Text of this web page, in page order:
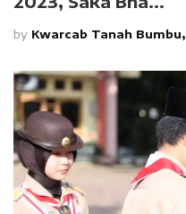
by Kwarcab Tanah Bumbu,